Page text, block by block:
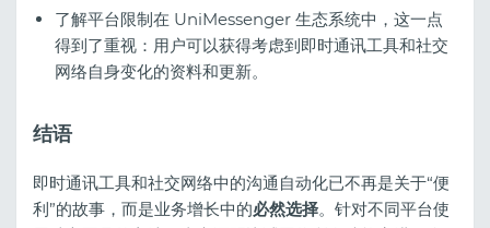
了解平台限制在 UniMessenger 生态系统中，这一点
得到了重视：用户可以获得考虑到即时通讯工具和社交
网络自身变化的资料和更新。
结语
即时通讯工具和社交网络中的沟通自动化已不再是关于“便
利”的故事，而是业务增长中的必然选择。针对不同平台使